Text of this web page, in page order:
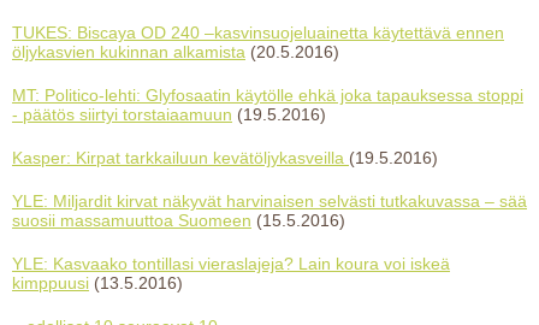
TUKES: Biscaya OD 240 –kasvinsuojeluainetta käytettävä ennen
öljykasvien kukinnan alkamista (20.5.2016)
MT: Politico-lehti: Glyfosaatin käytölle ehkä joka tapauksessa stoppi
- päätös siirtyi torstaiaamuun (19.5.2016)
Kasper: Kirpat tarkkailuun kevätöljykasveilla (19.5.2016)
YLE: Miljardit kirvat näkyvät harvinaisen selvästi tutkakuvassa – sää
suosii massamuuttoa Suomeen (15.5.2016)
YLE: Kasvaako tontillasi vieraslajeja? Lain koura voi iskeä
kimppuusi (13.5.2016)